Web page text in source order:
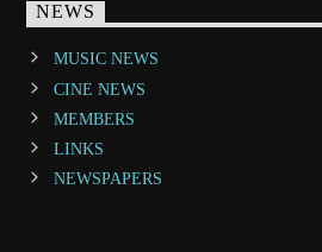
NEWS
MUSIC NEWS
CINE NEWS
MEMBERS
LINKS
NEWSPAPERS